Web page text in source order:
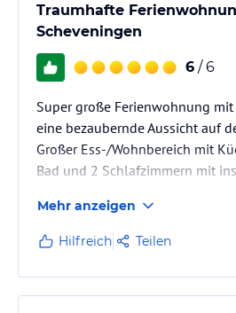
Traumhafte
Scheveningen
6 / 6
Super große Ferienwohnung
eine bezaubernde Aussicht auf
Großer Ess-/Wohnbereich mit
Bad und 2 Schlafzimmern mit
dabei. Nur wenige Minuten zum
Pier sind es ca. 40 Minuten zu
Mehr anzeigen
Hilfreich Teilen